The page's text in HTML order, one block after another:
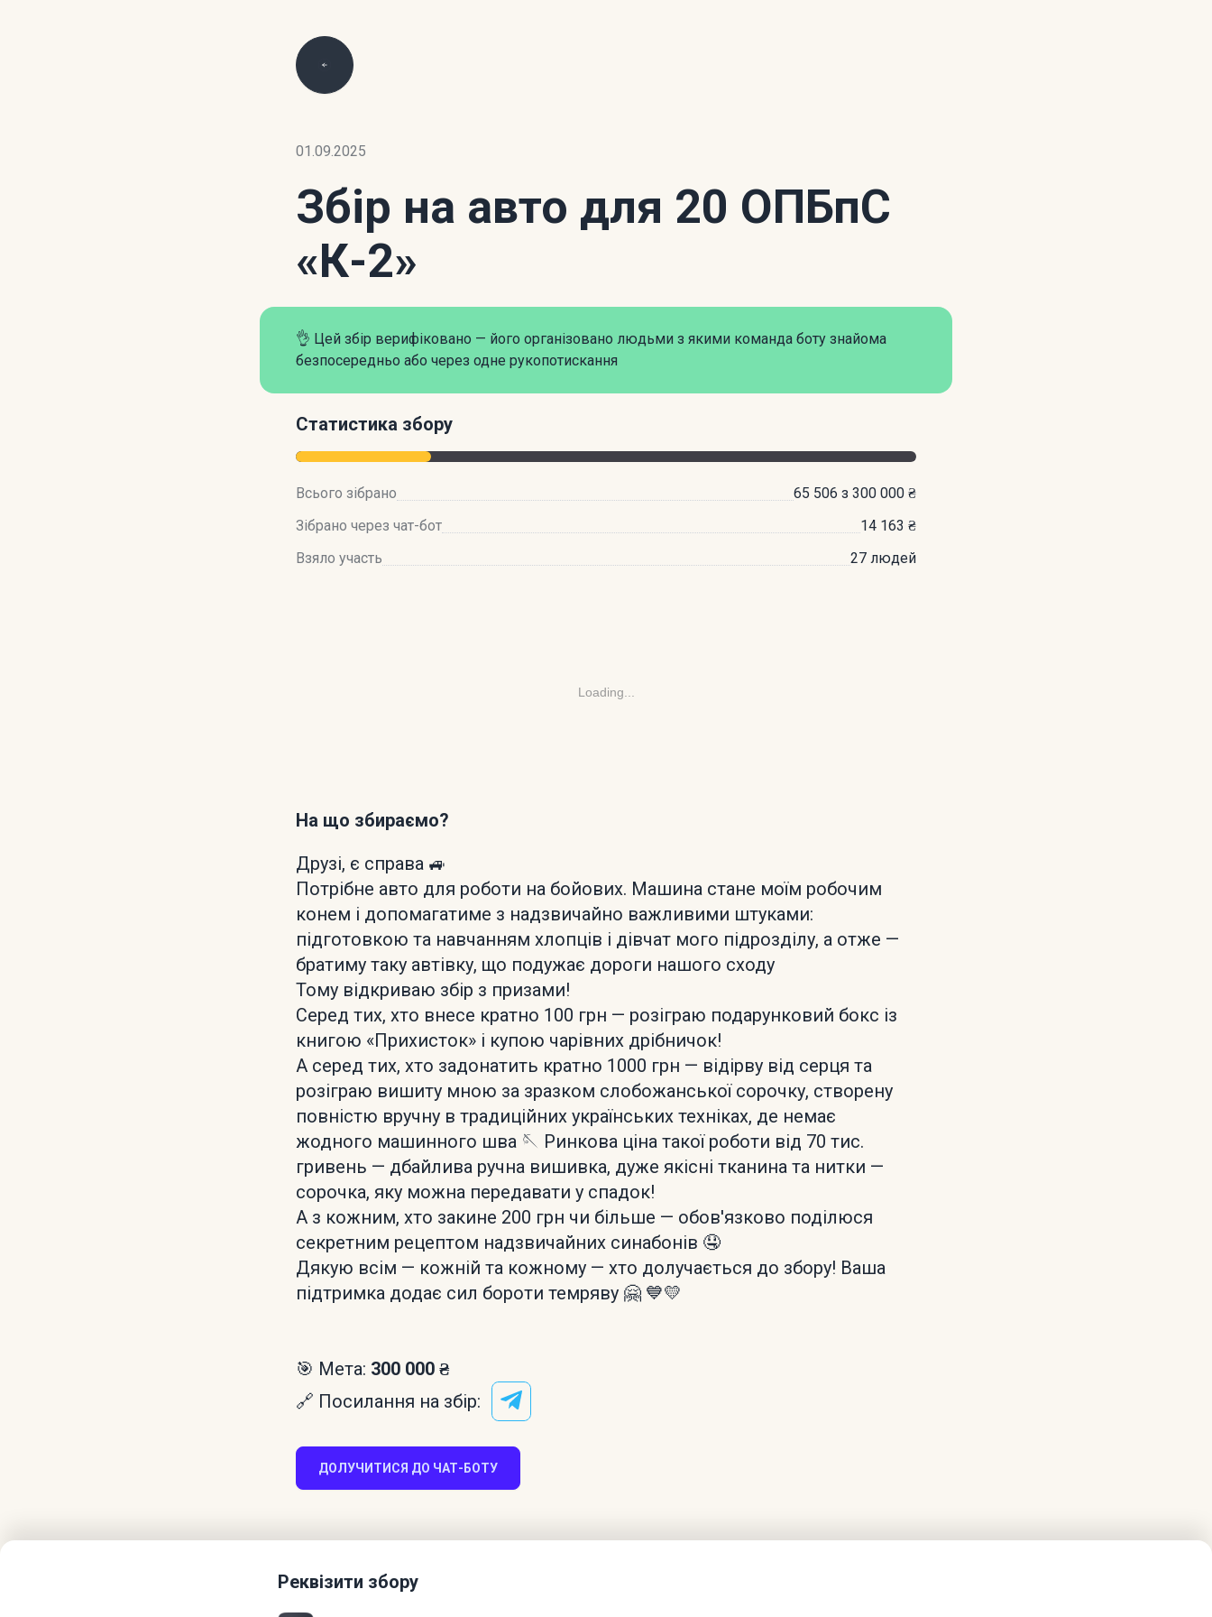
01.09.2025
Збір на авто для 20 ОПБпС
«К-2»
👌 Цей збір верифіковано — його організовано людьми з якими команда боту знайома
безпосередньо або через одне рукопотискання
Статистика збору
Всього зібрано
65 506 з 300 000 ₴
Зібрано через чат-бот
14 163 ₴
Взяло участь
27 людей
Loading...
На що збираємо?
Друзі, є справа 🚙
Потрібне авто для роботи на бойових. Машина стане моїм робочим
конем і допомагатиме з надзвичайно важливими штуками:
підготовкою та навчанням хлопців і дівчат мого підрозділу, а отже —
братиму таку автівку, що подужає дороги нашого сходу
Тому відкриваю збір з призами!
Серед тих, хто внесе кратно 100 грн — розіграю подарунковий бокс із
книгою «Прихисток» і купою чарівних дрібничок!
А серед тих, хто задонатить кратно 1000 грн — відірву від серця та
розіграю вишиту мною за зразком слобожанської сорочку, створену
повністю вручну в традиційних українських техніках, де немає
жодного машинного шва 🪡 Ринкова ціна такої роботи від 70 тис.
гривень — дбайлива ручна вишивка, дуже якісні тканина та нитки —
сорочка, яку можна передавати у спадок!
А з кожним, хто закине 200 грн чи більше — обов'язково поділюся
секретним рецептом надзвичайних синабонів 🤤
Дякую всім — кожній та кожному — хто долучається до збору! Ваша
підтримка додає сил бороти темряву 🤗 💙💛
🎯 Мета: 300 000 ₴
🔗 Посилання на збір:
ДОЛУЧИТИСЯ ДО ЧАТ-БОТУ
Реквізити збору